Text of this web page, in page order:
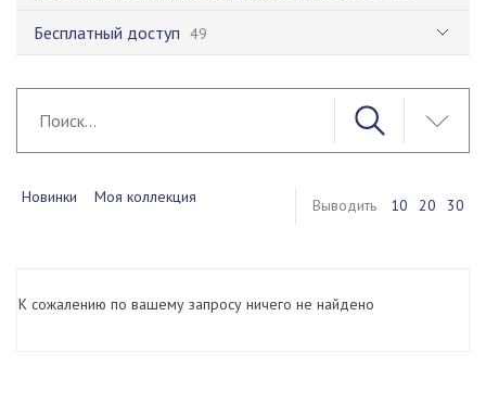
Бесплатный доступ 49
Новинки Моя коллекция Выводить 10 20 30
К сожалению по вашему запросу ничего не найдено